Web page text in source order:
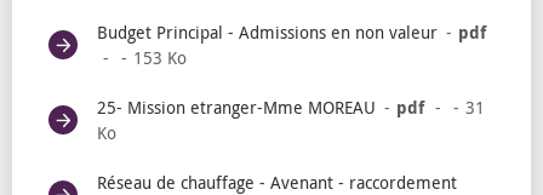
Budget Principal - Admissions en non valeur pdf
153 Ko
25- Mission etranger-Mme MOREAU pdf
31
Ko
Réseau de chauffage - Avenant - raccordement